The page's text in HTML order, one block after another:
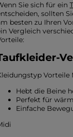
Sie sich für ein
sollten
besten zu Ihren
Vergleich
Vorteile
Hebt die Beine
Perfekt für
Einfache